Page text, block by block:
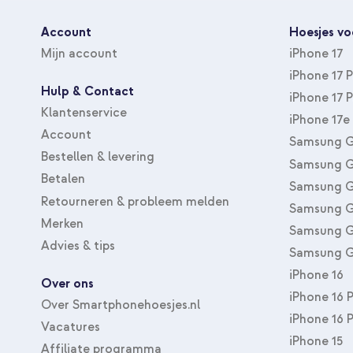
Account
Mijn account
Hulp & Contact
Klantenservice
Account
Bestellen & levering
Betalen
Retourneren & probleem melden
Merken
Advies & tips
Over ons
Over Smartphonehoesjes.nl
Vacatures
Affiliate programma
Hoesjes
iPhone 17
iPhone 17
iPhone 17
iPhone 17e
Samsung
Samsung
Samsung
Samsung
Samsung
Samsung
iPhone 16
iPhone 16
iPhone 16
iPhone 15